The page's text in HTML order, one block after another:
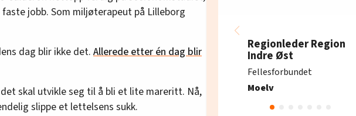
jobb. Som miljøterapeut på Lilleborg
dag blir ikke det. Allerede etter én dag blir
skal utvikle seg til å bli et lite mareritt. Nå,
slippe et lettelsens sukk.
Regionleder Region
Indre Øst
Fellesforbundet
Moelv